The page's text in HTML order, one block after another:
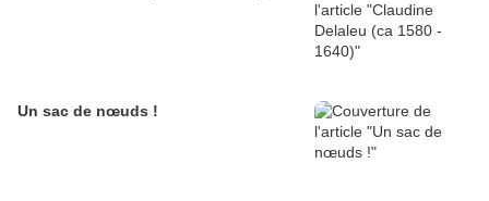
Un sac de nœuds !